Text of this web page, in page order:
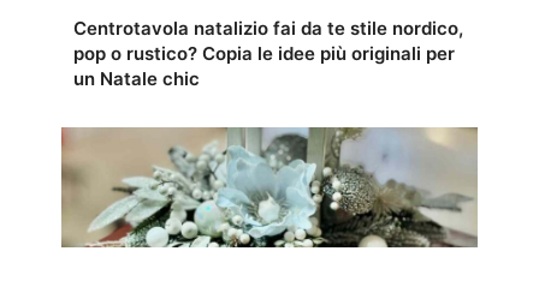
Centrotavola natalizio fai da te stile nordico,
pop o rustico? Copia le idee più originali per
un Natale chic